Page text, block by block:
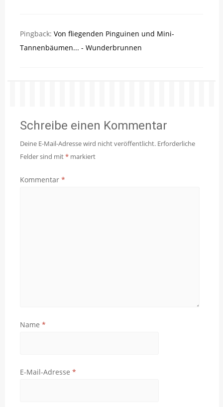
Pingback: Von fliegenden Pinguinen und Mini-
Tannenbäumen... - Wunderbrunnen
Schreibe einen Kommentar
Deine E-Mail-Adresse wird nicht veröffentlicht. Erforderliche
Felder sind mit* markiert
Kommentar *
Name *
E-Mail-Adresse *